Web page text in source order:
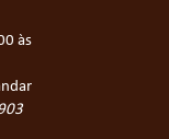
às